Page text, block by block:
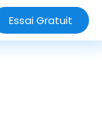
Essai Gratuit